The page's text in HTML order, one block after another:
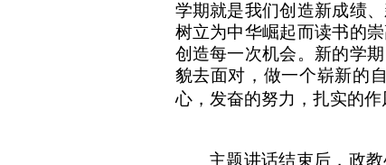
学期就是我们创造新成绩
树立为中华崛起而读书的
创造每一次机会。新的学
貌去面对，做一个崭新的
心，发奋的努力，扎实的
主题讲话结束后，政